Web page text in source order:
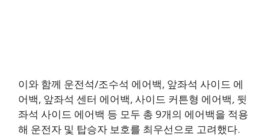
이와 함께 운전석/조수석 에어백, 앞좌석 사이드 에
어백, 앞좌석 센터 에어백, 사이드 커튼형 에어백, 뒷
좌석 사이드 에어백 등 모두 총 9개의 에어백을 적용
해 운전자 및 탑승자 보호를 최우선으로 고려했다.